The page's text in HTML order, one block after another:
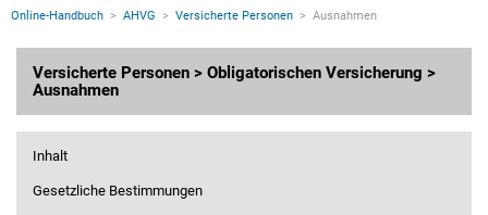
Sitemap
Rootline Navigation
Online-Handbuch AHVG Versicherte Personen Ausnahmen
Versicherte Personen > Obligatorischen Versicherung >
Ausnahmen
Inhalt
Gesetzliche Bestimmungen